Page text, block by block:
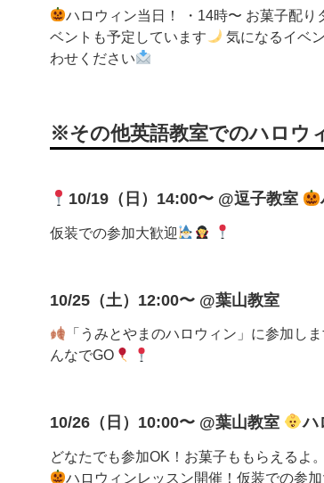
ハロウィン当日！ ・14時〜 お菓子配り
ベントも予定しています
気になるイベ
わせください
※その他英語教室でのハロウ
10/19（日）14:00〜 @逗子教室
仮装での参加大歓迎
10/25（土）12:00〜 @葉山教室
「うみとやまのハロウィン」に参加し
んなでGO
10/26（日）10:00〜 @葉山教室 ハ
どなたでも参加OK！お菓子ももらえるよ
ハロウィンレッスン開催！仮装での参加